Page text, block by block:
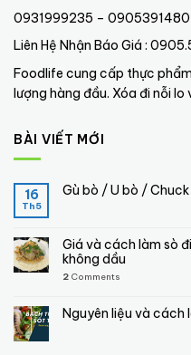
0931999235 – 0905391480
Liên Hệ Nhận Báo Giá :
Foodlife cung cấp thực
lượng hàng đầu. Xóa đi nỗi
BÀI VIẾT MỚI
16
Th5
Gù bò / U bò /
Giá và cách làm sò
không dầu
2 Comments
Nguyên liệu và